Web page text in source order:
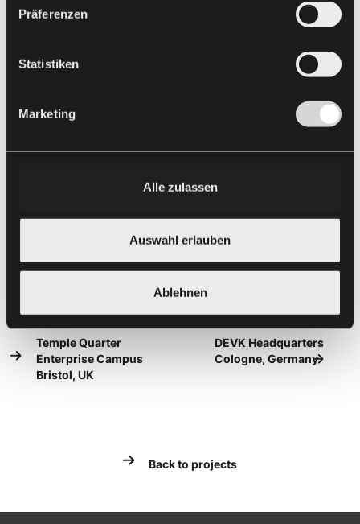
Präferenzen
Statistiken
Marketing
Alle zulassen
Auswahl erlauben
Ablehnen
Temple Quarter
Enterprise Campus
Bristol, UK
DEVK Headquarters
Cologne, Germany
Back to projects